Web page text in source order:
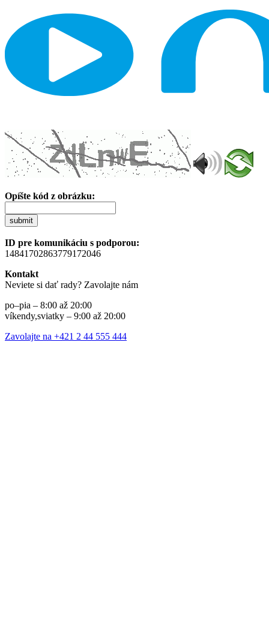
Opíšte kód z obrázku:
submit
ID pre komunikáciu s podporou:
14841702863779172046
Kontakt
Neviete si dať rady? Zavolajte nám
po–pia – 8:00 až 20:00
víkendy,sviatky – 9:00 až 20:00
Zavolajte na +421 2 44 555 444